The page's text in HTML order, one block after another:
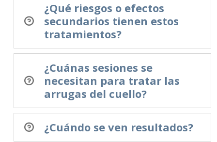
¿Qué riesgos o efectos
secundarios tienen estos
tratamientos?
¿Cuánas sesiones se
necesitan para tratar las
arrugas del cuello?
¿Cuándo se ven resultados?